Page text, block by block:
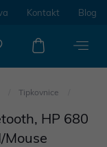
Kontakt Blog
Tipkovnice
HP 680
Mouse